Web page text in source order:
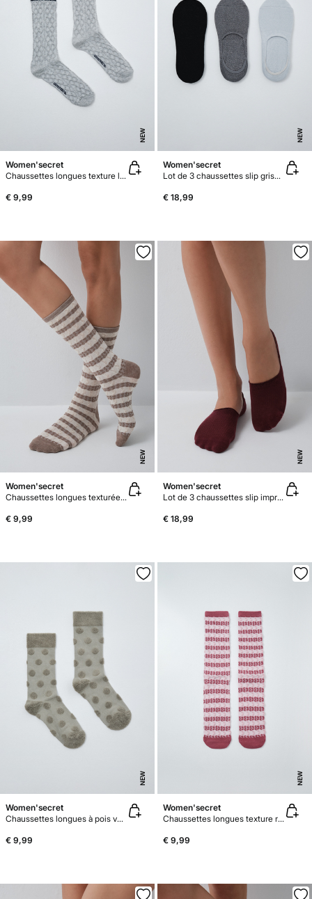
NEW
Women'secret
Chaussettes longues texture lurex grise
€ 9,99
NEW
Women'secret
Lot de 3 chaussettes slip grises logo
€ 18,99
NEW
Women'secret
Chaussettes longues texturées à rayures marron
€ 9,99
NEW
Women'secret
Lot de 3 chaussettes slip imprimé grenat et gris
€ 18,99
NEW
Women'secret
Chaussettes longues à pois vertes
€ 9,99
NEW
Women'secret
Chaussettes longues texture rayures bordeaux
€ 9,99